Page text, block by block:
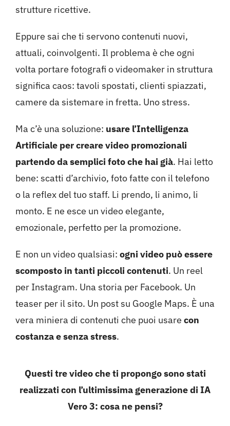
strutture ricettive.
Eppure sai che ti servono contenuti nuovi,
attuali, coinvolgenti. Il problema è che ogni
volta portare fotografi o videomaker in struttura
significa caos: tavoli spostati, clienti spiazzati,
camere da sistemare in fretta. Uno stress.
Ma c’è una soluzione: usare l’Intelligenza
Artificiale per creare video promozionali
partendo da semplici foto che hai già. Hai letto
bene: scatti d’archivio, foto fatte con il telefono
o la reflex del tuo staff. Li prendo, li animo, li
monto. E ne esce un video elegante,
emozionale, perfetto per la promozione.
E non un video qualsiasi: ogni video può essere
scomposto in tanti piccoli contenuti. Un reel
per Instagram. Una storia per Facebook. Un
teaser per il sito. Un post su Google Maps. È una
vera miniera di contenuti che puoi usare con
costanza e senza stress.
Questi tre video che ti propongo sono stati
realizzati con l’ultimissima generazione di IA
Vero 3: cosa ne pensi?